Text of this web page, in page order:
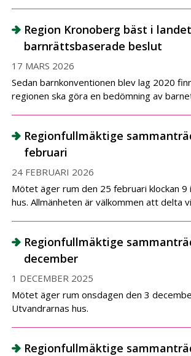
Region Kronoberg bäst i
barnrättsbaserade beslut
17 MARS 2026
Sedan barnkonventionen blev lag 2020
regionen ska göra en bedömning av
Regionfullmäktige
februari
24 FEBRUARI 2026
Mötet äger rum den 25 februari klockan 9
hus. Allmänheten är välkommen att delta
Regionfullmäktige
december
1 DECEMBER 2025
Mötet äger rum onsdagen den 3
Utvandrarnas hus.
Regionfullmäktige